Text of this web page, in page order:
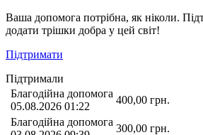
Ваша допомога потрібна, як ніколи.
додати трішки добра у цей світ!
Підтримати
Підтримали
Благодійна допомога
05.08.2026 01:22
400,00 грн.
Благодійна допомога
300,00 грн.